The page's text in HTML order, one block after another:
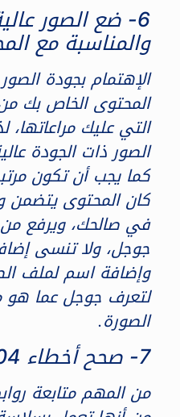
6- ضع الصور
والمناسبة مع
الإهتمام بجودة
المحتوى الخاص بك
التي عليك
الصور ذات الجودة
كما يجب أن تكون
كان المحتوى يتضمن
في صالحك، ويرفع
جوجل، ولا تنسى
وإضافة اسم لملف
لتعرف جوجل عما
الصورة.
7- صحح أخطاء 404 بصفة مستمرة
من المهم متابعة